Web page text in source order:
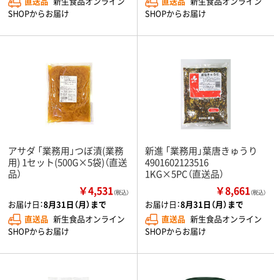
SHOPからお届け
SHOPからお届け
アサダ 「業務用」つぼ漬(業務
用) 1セット(500G×5袋)（直送
品）
￥4,531（税込）
お届け日：8月31日（月）まで
直送品 新生食品オンライン
SHOPからお届け
新進 「業務用」葉唐きゅうり
4901602123516
1KG×5PC（直送品）
￥8,661（税込）
お届け日：8月31日（月）まで
直送品 新生食品オンライン
SHOPからお届け